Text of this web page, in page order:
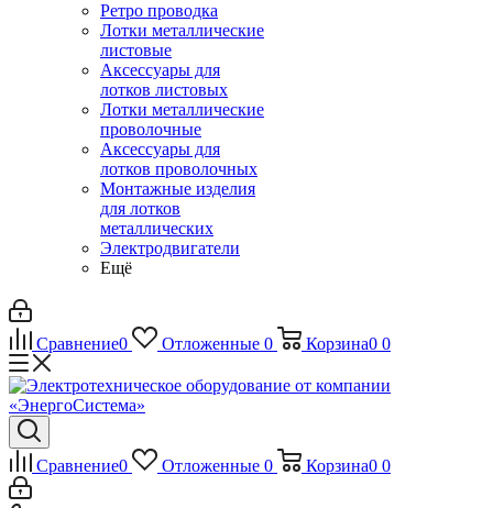
Ретро проводка
Лотки металлические
листовые
Аксессуары для
лотков листовых
Лотки металлические
проволочные
Аксессуары для
лотков проволочных
Монтажные изделия
для лотков
металлических
Электродвигатели
Ещё
Сравнение0 Отложенные 0 Корзина0 0
Сравнение0 Отложенные 0 Корзина0 0